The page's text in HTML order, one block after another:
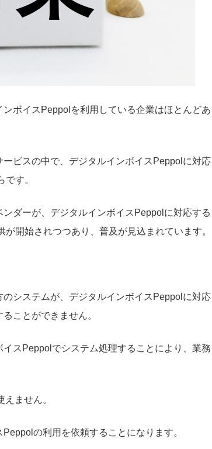
ボイスPeppolを利用している企業はほとんどあ
ビスの中で、デジタルインボイスPeppolに対応
す。
ダーが、デジタルインボイスPeppolに対応する
開始されつつあり、普及が見込まれています。
システムが、デジタルインボイスPeppolに対応
ことができません。
スPeppolでシステム処理することにより、業務
ません。
の利用を依頼することになります。